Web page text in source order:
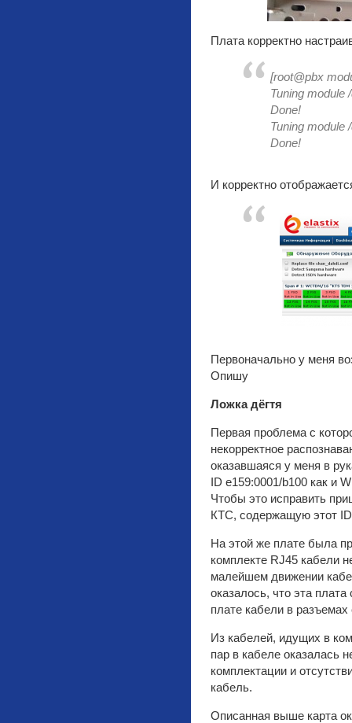
Плата корректно
[root@pbx
Tuning module
Done!
Tuning module
Done!
И корректно
Первоначально у меня
Опишу
Ложка дёгтя
Первая проблема с
некорректное
оказавшаяся у меня в
ID e159:0001/b100 как и
Чтобы это исправить
КТС, содержащую этот
На этой же плате была
комплекте RJ45 кабели
малейшем движении
оказалось, что эта
плате кабели в
Из кабелей, идущих в
пар в кабеле оказалась
комплектации и
кабель.
Описанная выше карта